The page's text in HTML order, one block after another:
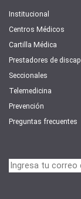
Institucional
Centros Médicos
Cartilla Médica
Prestadores de
Seccionales
Telemedicina
Prevención
Preguntas frecuentes